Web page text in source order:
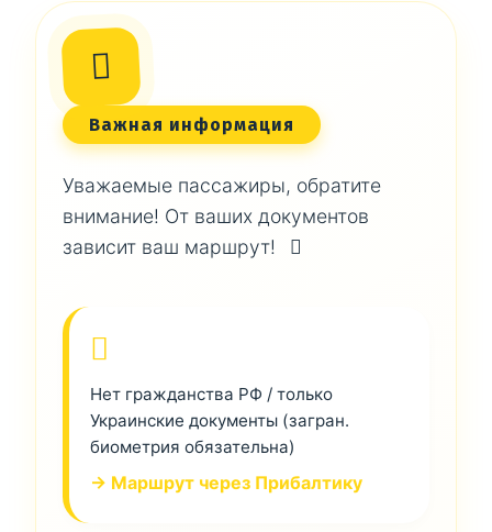
Важная информация
Уважаемые пассажиры, обратите
внимание! От ваших документов
зависит ваш маршрут!
Нет гражданства РФ / только
Украинские документы (загран.
биометрия обязательна)
→ Маршрут через Прибалтику